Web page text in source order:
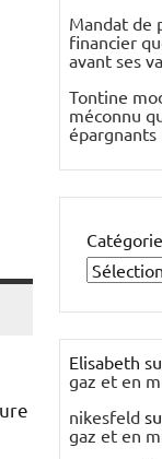
Mandat de
financier
avant ses
Tontine
méconnu
épargnants
Elisabeth
gaz et en
nikesfeld
gaz et en